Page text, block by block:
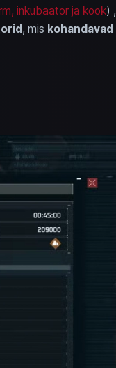
inkubaator ja kook) ,
, mis kohandavad